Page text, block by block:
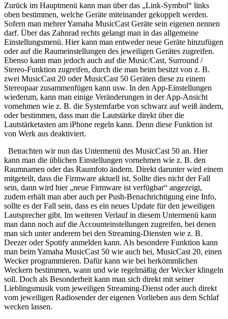
Zurück im Hauptmenü kann man über das „Link-Symbol“ links
oben bestimmen, welche Geräte miteinander gekoppelt werden.
Sofern man mehrer Yamaha MusicCast Geräte sein eigenen nennen
darf. Über das Zahnrad rechts gelangt man in das allgemeine
Einstellungsmenü. Hier kann man entweder neue Geräte hinzufügen
oder auf die Raumeinstellungen des jeweiligen Gerätes zugreifen.
Ebenso kann man jedoch auch auf die Music/Cast, Surround /
Stereo-Funktion zugreifen, durch die man beim besitzt von z. B.
zwei MusicCast 20 oder MusicCast 50 Geräten diese zu einem
Stereopaar zusammenfügen kann usw. In den App-Einstellungen
wiederum, kann man einige Veränderungen in der App-Ansicht
vornehmen wie z. B. die Systemfarbe von schwarz auf weiß ändern,
oder bestimmen, dass man die Lautstärke direkt über die
Lautstärketasten am iPhone regeln kann. Denn diese Funktion ist
von Werk aus deaktiviert.
Betrachten wir nun das Untermenü des MusicCast 50 an. Hier
kann man die üblichen Einstellungen vornehmen wie z. B. den
Raumnamen oder das Raumfoto ändern. Direkt darunter wird einem
mitgeteilt, dass die Firmware aktuell ist. Sollte dies nicht der Fall
sein, dann wird hier „neue Firmware ist verfügbar“ angezeigt,
zudem erhält man aber auch per Push-Benachrichtigung eine Info,
sollte es der Fall sein, dass es ein neues Update für den jeweiligen
Lautsprecher gibt. Im weiteren Verlauf in diesem Untermenü kann
man dann noch auf die Accounteinstellungen zugreifen, bei denen
man sich unter anderem bei den Streaming-Diensten wie z. B.
Deezer oder Spotify anmelden kann. Als besondere Funktion kann
man beim Yamaha MusicCast 50 wie auch bei, MusicCast 20, einen
Wecker programmieren. Dafür kann wie bei herkömmlichen
Weckern bestimmen, wann und wie regelmäßig der Wecker klingeln
soll. Doch als Besonderheit kann man sich direkt mit seiner
Lieblingsmusik vom jeweiligen Streaming-Dienst oder auch direkt
vom jeweiligen Radiosender der eigenen Vorlieben aus dem Schlaf
wecken lassen.